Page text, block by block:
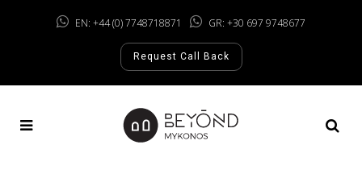
EN: +44 (0) 7748718871 GR: +30 697 9748677
Request Call Back